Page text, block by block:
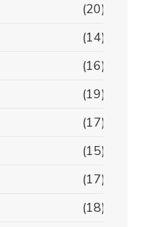
(20)
(14)
(16)
(19)
(17)
(15)
(17)
(18)